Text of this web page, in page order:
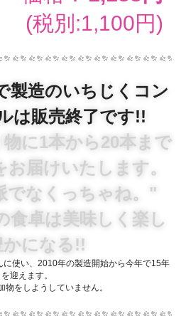
(税別:1,100円)
製造のいちじくコン
は販売終了です!!
に1本から20本まで
お届けいたします。
でなくっちゃね。"
食卓は美味しく楽し
かになる!!
に使い、2010年の製造開始から今年で15年
を迎えます。
物をしようしていません。